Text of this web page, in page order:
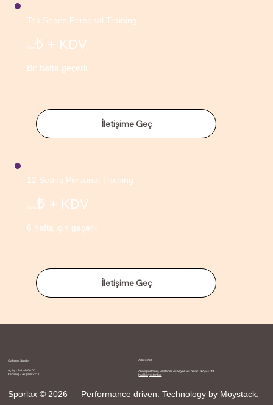
Tek Seans Personal Training
3.500 ₺ + KDV
Bir hafta geçerli
İletişime Geç
12 Seans Personal Training
30.000 ₺ + KDV
6 hafta için geçerli
İletişime Geç
Çalışma Saatleri
Açılış - Sabah 06:00
Kapanış - Akşam 22:00
Adresimiz
Ana apartmanı, Bostancı, Akasyalı Sk. No: 2 - 1A, 34744
Kadıköy/İstanbul
Sporlax © 2026 — Performance driven. Technology by Moystack.